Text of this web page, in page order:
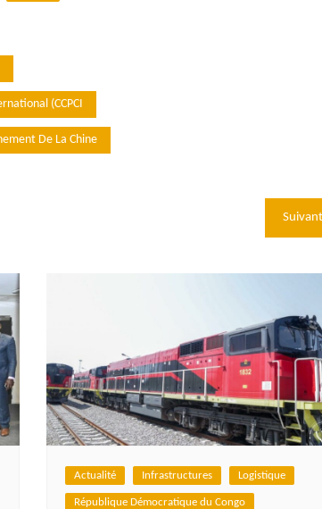
(CCPCI
De La Chine
Suivant
Actualité Infrastructures Logistique
République Démocratique du Congo